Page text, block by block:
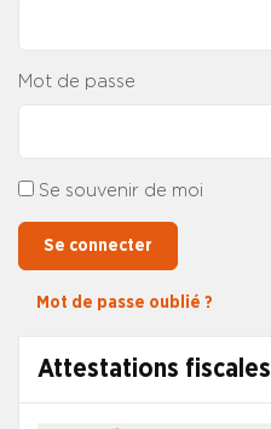
Attestations fiscales
Mot de passe
Se souvenir de moi
Se connecter
Mot de passe oublié ?